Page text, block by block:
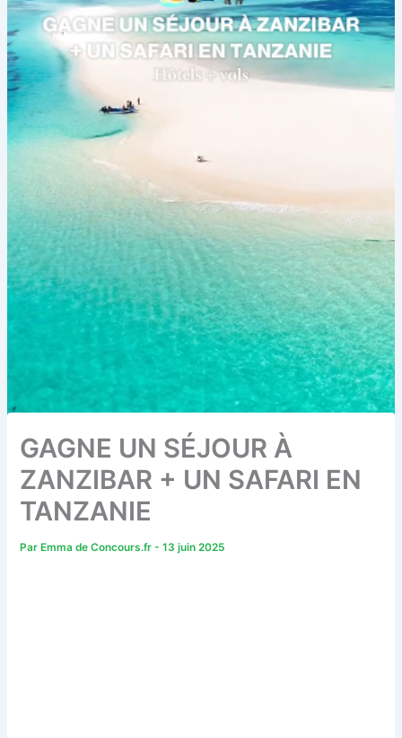
GAGNE UN SÉJOUR À
ZANZIBAR + UN SAFARI EN
TANZANIE
ParEmma de Concours.fr-13 juin 2025